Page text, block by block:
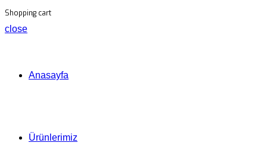
Shopping cart
close
Anasayfa
Ürünlerimiz